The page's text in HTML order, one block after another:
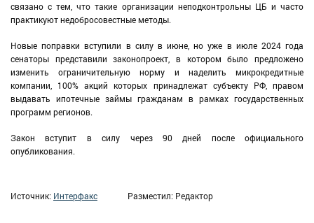
связано с тем, что такие организации неподконтрольны ЦБ и часто
практикуют недобросовестные методы.
Новые поправки вступили в силу в июне, но уже в июле 2024 года
сенаторы представили законопроект, в котором было предложено
изменить ограничительную норму и наделить микрокредитные
компании, 100% акций которых принадлежат субъекту РФ, правом
выдавать ипотечные займы гражданам в рамках государственных
программ регионов.
Закон вступит в силу через 90 дней после официального
опубликования.
Источник: Интерфакс Разместил: Редактор